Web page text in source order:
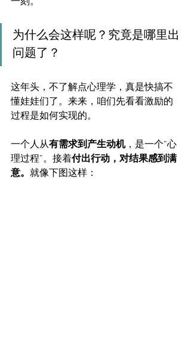
为什么会这样呢？究竟是哪里出
问题了？
这年头，不了解点心理学，真是快搞不
懂娃娃们了。来来，咱们先看看激励的
过程是如何实现的。
一个人从有需求到产生动机，是一个“心
理过程”。接着付出行动，对结果感到满
意。 就像下图这样：